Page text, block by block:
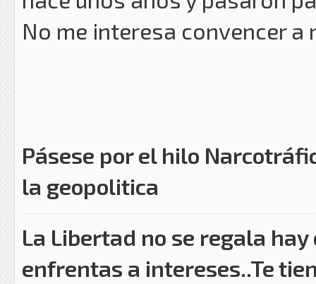
No me interesa convencer
Pásese por el hilo
la geopolitica
La Libertad no se regala
enfrentas a intereses..Te